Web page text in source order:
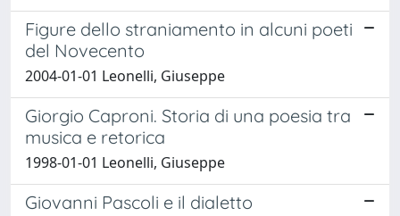
Figure dello straniamento in alcuni poeti
del Novecento
2004-01-01 Leonelli, Giuseppe
Giorgio Caproni. Storia di una poesia tra
musica e retorica
1998-01-01 Leonelli, Giuseppe
Giovanni Pascoli e il dialetto